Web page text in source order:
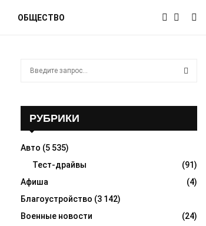
ОБЩЕСТВО
o
R
C
H
РУБРИКИ
Авто (5 535)
Тест-драйвы
(91)
Афиша
(4)
Благоустройство (3 142)
Военные новости
(24)